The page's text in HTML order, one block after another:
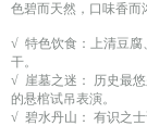
色碧而天然，口味香而
√ 特色饮食：上清豆腐
干。
√ 崖墓之迷： 历史最
的悬棺试吊表演。
√ 碧水丹山： 有识之